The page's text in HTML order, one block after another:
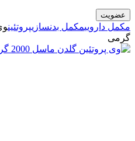
مکمل داروییمکمل بدنسازیپروتئین
گرمی